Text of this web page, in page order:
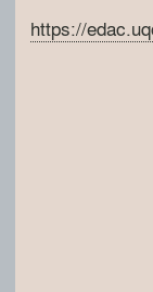
https://